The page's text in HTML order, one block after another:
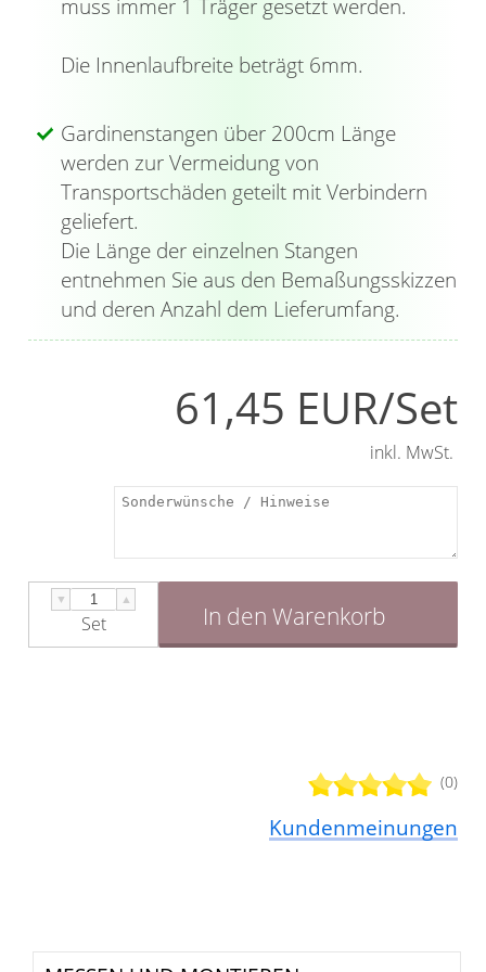
gestaltet, können einfach auf die
Gardinenstange aufgesteckt werden. Diese
können Sie in verschiedenen Längen bestellen.
Lieferumfang enthalten, welche die einzelnen
Gardinenstangen zusammenführen und für
Stabilität sorgen. Die robusten Träger besitzen
jeweils eine halbrunde Öffnung und dienen der
Schraubmontage an der Wand. Dabei haben
Sie die Möglichkeit die Gardinenstange
wahlweise mit der Öffnung nach oben oder
unten anzubringen. Sie wird in die Träger
Schrauben fixiert.
Die Innenlaufbreite beträgt 6mm.
Gardinenstangen über 200cm Länge
werden zur Vermeidung von
Transportschäden geteilt mit Verbindern
geliefert.
Die Länge der einzelnen Stangen
entnehmen Sie aus den Bemaßungsskizzen
und deren Anzahl dem Lieferumfang.
(0)
Kundenmeinungen
61,45 EUR/Set
inkl. MwSt.
▼ ▲
Set In den Warenkorb